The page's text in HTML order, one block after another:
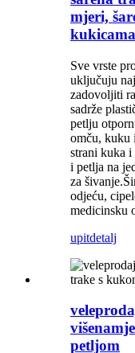
mjeri,
Sve vrste
uključuju
zadovoljiti
sadrže
petlju
omču, kuku
strani kuka i
i petlja na
za
odjeću,
medicinsku
upitdetalj
petljom